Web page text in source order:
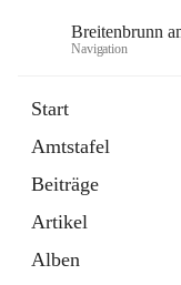
Breitenbrunn
Navigation
Start
Amtstafel
Beiträge
Artikel
Alben
18 Schnellzugriffe
Gemeindeservice